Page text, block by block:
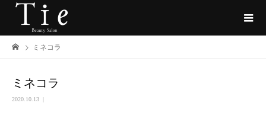
ミネコラ
ミネコラ
2020.10.13